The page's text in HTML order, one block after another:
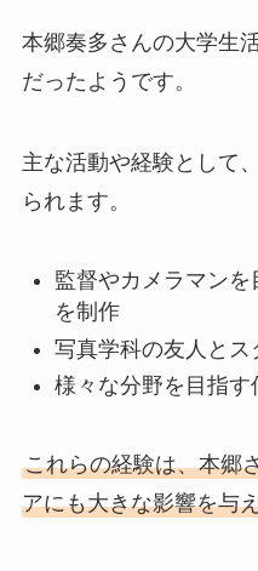
本郷奏多さんの大学生
だったようです。
主な活動や経験として
られます。
監督やカメラマン
を制作
写真学科の友人とス
様々な分野を目指
これらの経験は、本郷
アにも大きな影響を与